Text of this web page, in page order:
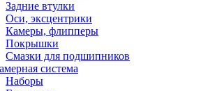
Задние втулки
Оси, эксцентрики
Камеры, флипперы
Покрышки
Смазки для подшипников
система
Наборы